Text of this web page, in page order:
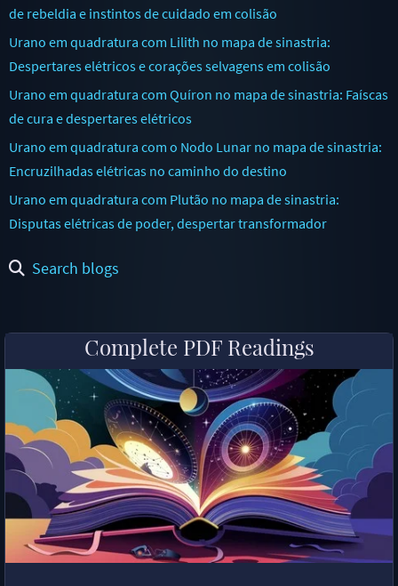
de rebeldia e instintos de cuidado em colisão
Urano em quadratura com Lilith no mapa de sinastria:
Despertares elétricos e corações selvagens em colisão
Urano em quadratura com Quíron no mapa de sinastria: Faíscas
de cura e despertares elétricos
Urano em quadratura com o Nodo Lunar no mapa de sinastria:
Encruzilhadas elétricas no caminho do destino
Urano em quadratura com Plutão no mapa de sinastria:
Disputas elétricas de poder, despertar transformador
Search blogs
Complete PDF Readings